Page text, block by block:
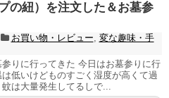
の紐）を注文した＆お墓参
お買い物・レビュー, 変な趣味・手
りに行ってきた 今日はお墓参りに行
低いけどものすごく湿度が高くて過
は大量発生してるしで...